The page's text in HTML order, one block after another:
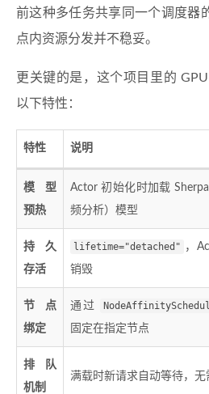
前这种多任务共享同一个调度器
点内资源分发并不稳妥。
更关键的是，这个项目里的
以下特性：
特性 说明
模型
预热
Actor 初始化时加载
频分析）模型
持久
存活
lifetime="detached" ，
销毁
节点
绑定
通过
固定在指定节点
排队
机制
满载时新请求自动等待，无